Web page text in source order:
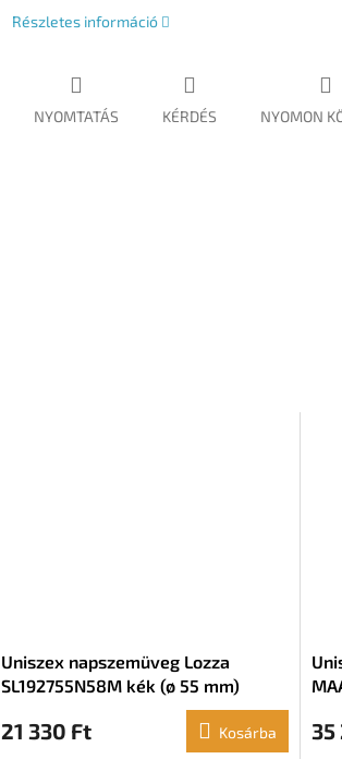
Részletes információ
NYOMTATÁS KÉRDÉS NYOMON
Uniszex napszemüveg Lozza
SL192755N58M kék (ø 55 mm)
21 330 Ft Kosárba 35